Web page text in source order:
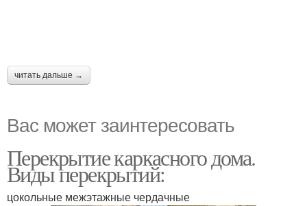
читать дальше →
Вас может заинтересовать
Перекрытие каркасного дома.
Виды перекрытий:
цокольные межэтажные чердачные